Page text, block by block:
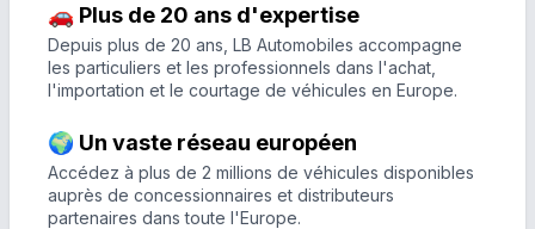
🚗 Plus de 20 ans d'expertise
Depuis plus de 20 ans, LB Automobiles accompagne
les particuliers et les professionnels dans l'achat,
l'importation et le courtage de véhicules en Europe.
🌍 Un vaste réseau européen
Accédez à plus de 2 millions de véhicules disponibles
auprès de concessionnaires et distributeurs
partenaires dans toute l'Europe.